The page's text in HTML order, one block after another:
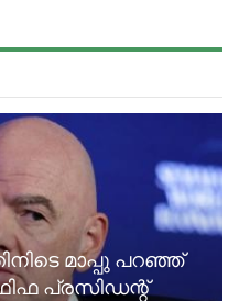
മാപ്പു പറഞ്ഞ്
പ്രസിഡന്റ്